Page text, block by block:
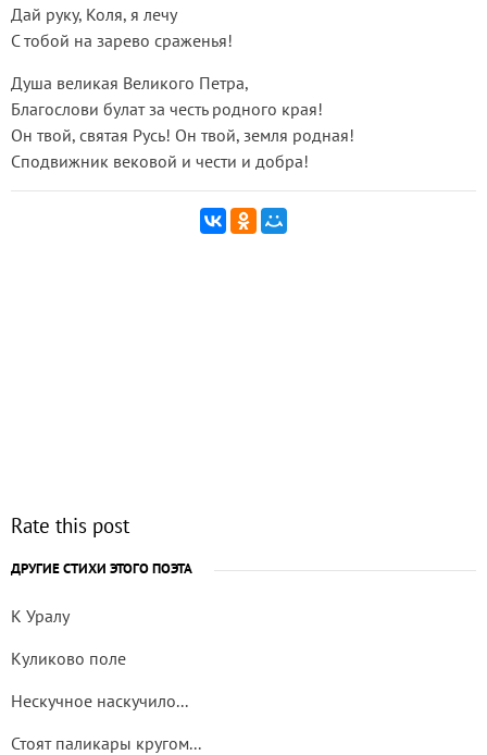
Дай руку, Коля, я лечу
С тобой на зарево сраженья!
Душа великая Великого Петра,
Благослови булат за честь родного края!
Он твой, святая Русь! Он твой, земля родная!
Сподвижник вековой и чести и добра!
Rate this post
ДРУГИЕ СТИХИ ЭТОГО ПОЭТА
К Уралу
Куликово поле
Нескучное наскучило...
Стоят паликары кругом...